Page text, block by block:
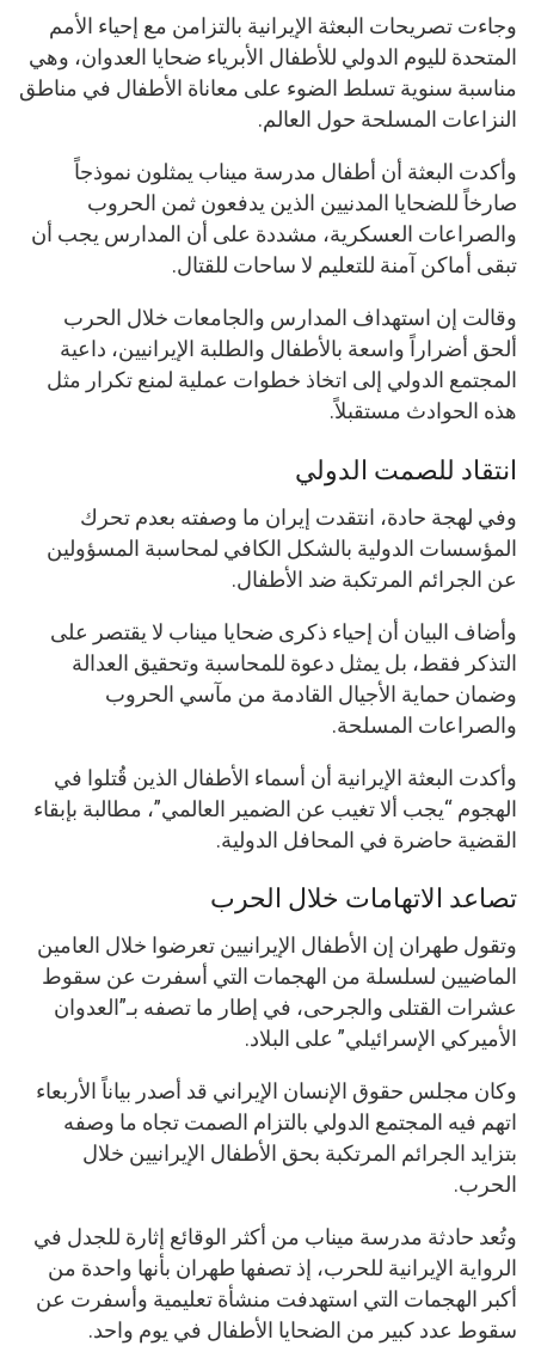
وجاءت تصريحات البعثة الإيرانية بالتزامن مع إحياء الأمم
المتحدة لليوم الدولي للأطفال الأبرياء ضحايا العدوان، وهي
مناسبة سنوية تسلط الضوء على معاناة الأطفال في مناطق
النزاعات المسلحة حول العالم.
وأكدت البعثة أن أطفال مدرسة ميناب يمثلون نموذجاً
صارخاً للضحايا المدنيين الذين يدفعون ثمن الحروب
والصراعات العسكرية، مشددة على أن المدارس يجب أن
تبقى أماكن آمنة للتعليم لا ساحات للقتال.
وقالت إن استهداف المدارس والجامعات خلال الحرب
ألحق أضراراً واسعة بالأطفال والطلبة الإيرانيين، داعية
المجتمع الدولي إلى اتخاذ خطوات عملية لمنع تكرار مثل
هذه الحوادث مستقبلاً.
انتقاد للصمت الدولي
وفي لهجة حادة، انتقدت إيران ما وصفته بعدم تحرك
المؤسسات الدولية بالشكل الكافي لمحاسبة المسؤولين
عن الجرائم المرتكبة ضد الأطفال.
وأضاف البيان أن إحياء ذكرى ضحايا ميناب لا يقتصر على
التذكر فقط، بل يمثل دعوة للمحاسبة وتحقيق العدالة
وضمان حماية الأجيال القادمة من مآسي الحروب
والصراعات المسلحة.
وأكدت البعثة الإيرانية أن أسماء الأطفال الذين قُتلوا في
الهجوم “يجب ألا تغيب عن الضمير العالمي”، مطالبة بإبقاء
القضية حاضرة في المحافل الدولية.
تصاعد الاتهامات خلال الحرب
وتقول طهران إن الأطفال الإيرانيين تعرضوا خلال العامين
الماضيين لسلسلة من الهجمات التي أسفرت عن سقوط
عشرات القتلى والجرحى، في إطار ما تصفه بـ”العدوان
الأميركي الإسرائيلي” على البلاد.
وكان مجلس حقوق الإنسان الإيراني قد أصدر بياناً الأربعاء
اتهم فيه المجتمع الدولي بالتزام الصمت تجاه ما وصفه
بتزايد الجرائم المرتكبة بحق الأطفال الإيرانيين خلال
الحرب.
وتُعد حادثة مدرسة ميناب من أكثر الوقائع إثارة للجدل في
الرواية الإيرانية للحرب، إذ تصفها طهران بأنها واحدة من
أكبر الهجمات التي استهدفت منشأة تعليمية وأسفرت عن
سقوط عدد كبير من الضحايا الأطفال في يوم واحد.